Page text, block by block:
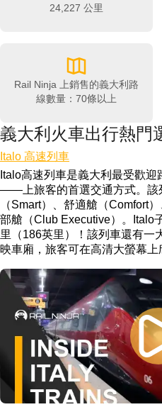
24,227 公里
Rail Ninja 上銷售的義大利路
線數量：70條以上
義大利火車出行熱門
Italo 高速列車
Italo高速列車是義大利最受歡
——上旅客的首選交通方式。該
（Smart）、舒適艙（Comfort
部艙（Club Executive）。Italo
里（186英里）！該列車還有
映車廂，旅客可在高清大螢幕上